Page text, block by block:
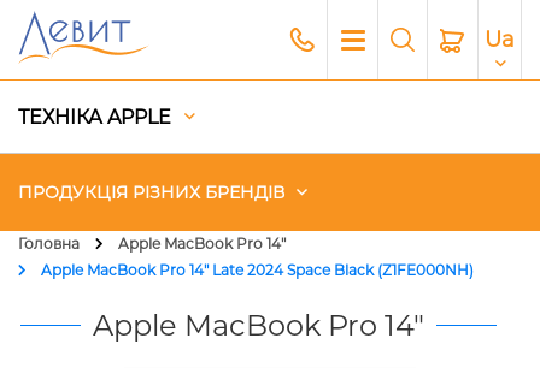
Ua
ТЕХНІКА APPLE
ПРОДУКЦІЯ РІЗНИХ БРЕНДІВ
Чохли
Акустика
Головна
Apple MacBook Pro 14"
Apple MacBook Pro 14" Late 2024 Space Black (Z1FE000NH)
Apple MacBook Pro 14"